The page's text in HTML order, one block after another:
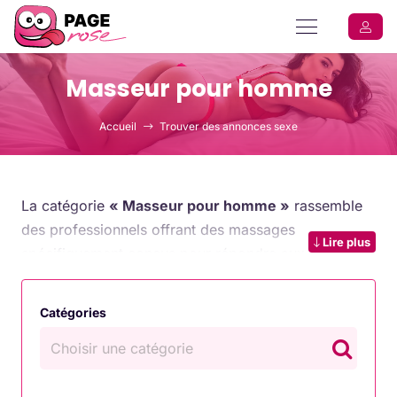
Masseur pour homme
Accueil Trouver des annonces sexe
La catégorie « Masseur pour homme » rassemble
des professionnels offrant des massages
spécifiquement conçus pour répondre aux besoins
des hommes, que ce soit pour unmoment de
expérience sensuelle
offrent un accompagnement personnalisé qui permet
Lire plus
Catégories